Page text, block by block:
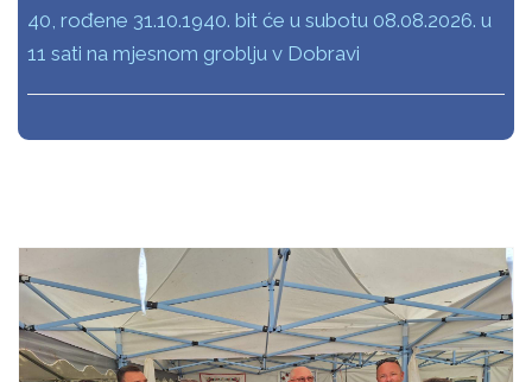
40, rođene 31.10.1940. bit će u subotu 08.08.2026. u
11 sati na mjesnom groblju v Dobravi